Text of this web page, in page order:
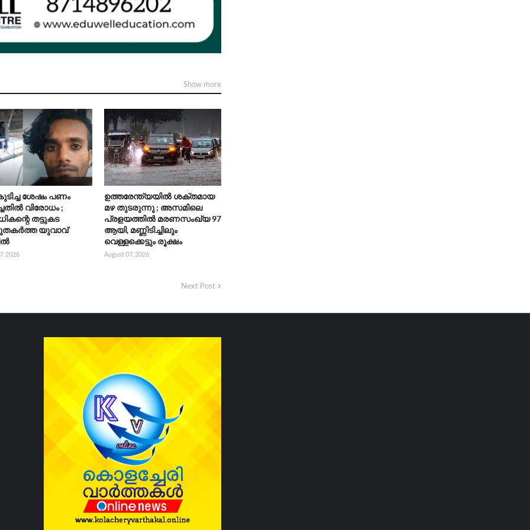
Show more
ശേഷം പണം
വിരോധം ;
തട്ടുകട
യുവാവ്
2026
ഉത്തരേന്ത്യയിൽ ശക്തമായ
മഴ തുടരുന്നു ; അസമിലെ
പ്രളയത്തിൽ മരണസംഖ്യ 97
ആയി, മണ്ണിടിച്ചിലും
വെള്ളക്കെട്ടും രൂക്ഷം
August 07, 2026
Next Post